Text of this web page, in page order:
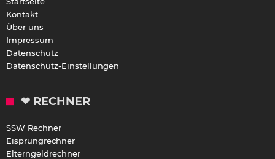
Kontakt
Über uns
Impressum
Datenschutz
Datenschutz-Einstellungen
❤ RECHNER
SSW Rechner
Eisprungrechner
Elterngeldrechner